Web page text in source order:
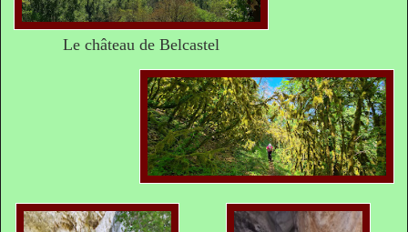
Le château de Belcastel